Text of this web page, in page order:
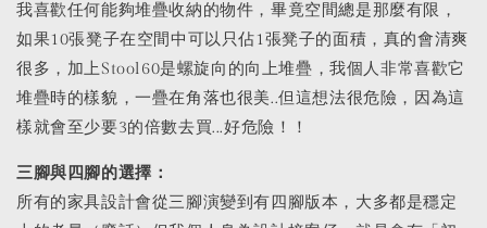
我喜歡任何能夠堆疊收納的物件，畢竟空間總是那麼有限，
如果10張凳子在空間中可以只佔1張凳子的面積，真的會清爽
很多，加上Stool60是螺旋向的向上堆疊，我個人非常喜歡它
堆疊時的樣貌，一疊在角落也很美..但這想法很危險，因為這
樣就會至少要3的倍數去買...好危險！！
三腳與四腳的選擇：
所有的家具設計會從三腳演變到有四腳版本，大多都是穩定